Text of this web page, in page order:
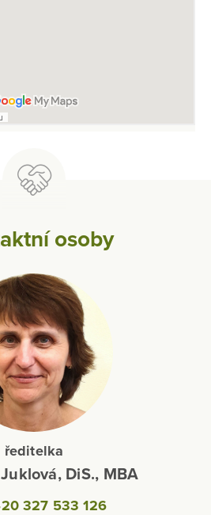
osoby
ředitelka
DiS., MBA
327 533 126